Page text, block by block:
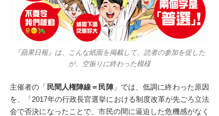
『蘋果日報』は、こんな紙面を掲載して、読者の参加を促した
が、空振りに終わった模様
主催者の「 民間人権陣線＝民陣」では、低調に終わった原因
を、「2017年の行政長官選挙における制度改革が先ごろ立法
会で否決になったことで、市民の間に逼迫した危機感がなく